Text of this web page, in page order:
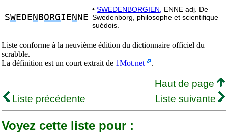
SWEDE N BORGIE N NE
• SWEDENBORGIEN,
ENNE adj. De
Swedenborg, philosophe et scientifique
suédois.
Liste conforme à la neuvième édition du dictionnaire officiel du
scrabble.
La définition est un court extrait de 1Mot.net .
Haut de page
Liste précédente
Liste suivante
Voyez cette liste pour :